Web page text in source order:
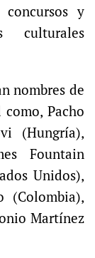
y
culturales
nombres de
Pacho
(Hungría),
Fountain
Unidos),
(Colombia),
Martínez